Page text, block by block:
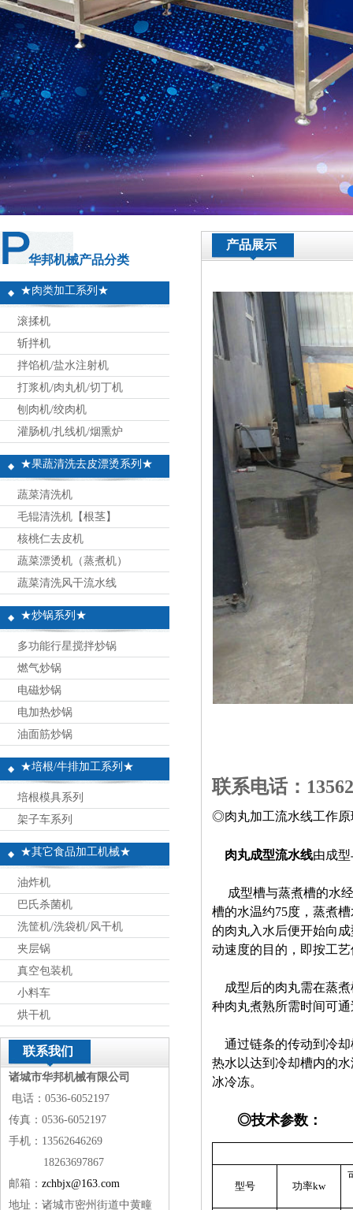
华邦机械产品分类
★肉类加工系列★
滚揉机
斩拌机
拌馅机/盐水注射机
打浆机/肉丸机/切丁机
刨肉机/绞肉机
灌肠机/扎线机/烟熏炉
★果蔬清洗去皮漂烫系列★
蔬菜清洗机
毛辊清洗机【根茎】
核桃仁去皮机
蔬菜漂烫机（蒸煮机）
蔬菜清洗风干流水线
★炒锅系列★
多功能行星搅拌炒锅
燃气炒锅
电磁炒锅
电加热炒锅
油面筋炒锅
★培根/牛排加工系列★
培根模具系列
架子车系列
★其它食品加工机械★
油炸机
巴氏杀菌机
洗筐机/洗袋机/风干机
夹层锅
真空包装机
小料车
烘干机
联系我们
诸城市华邦机械有限公司
电话：0536-6052197
传真：0536-6052197
手机：13562646269
18263697867
邮箱： zchbjx@163.com
地址：诸城市密州街道中黄疃
产品展示
联系电话：
◎肉丸加工流水线工作原
肉丸成型流水线由成
成型槽与蒸煮槽的水经
槽的水温约75度，蒸煮
的肉丸入水后便开始向
动速度的目的，即按工
成型后的肉丸需在蒸煮
种肉丸煮熟所需时间可
通过链条的传动到冷却
热水以达到冷却槽内的
冰冷冻。
◎技术参数：
型号 功率kw